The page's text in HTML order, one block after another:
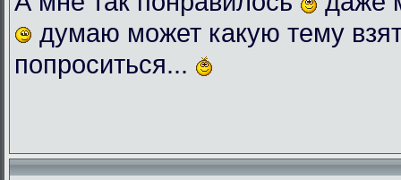
думаю может какую тему
попроситься...